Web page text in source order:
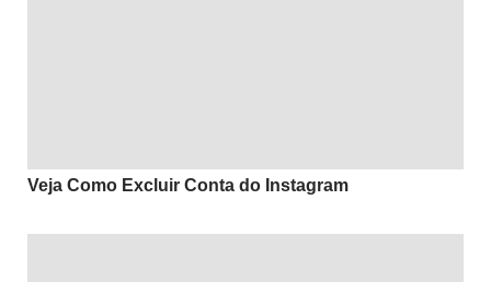
Veja Como Excluir Conta do Instagram